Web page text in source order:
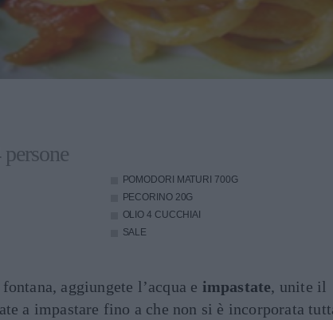
POMODORI MATURI 700G
PECORINO 20G
OLIO 4 CUCCHIAI
SALE
aggiungete l’acqua e impastate, unite il
a impastare fino a che non si è incorporata